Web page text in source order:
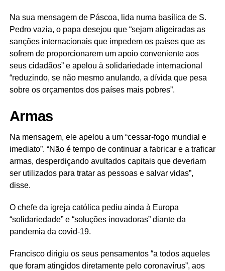
Na sua mensagem de Páscoa, lida numa basílica de S.
Pedro vazia, o papa desejou que “sejam aligeiradas as
sanções internacionais que impedem os países que as
sofrem de proporcionarem um apoio conveniente aos
seus cidadãos” e apelou à solidariedade internacional
“reduzindo, se não mesmo anulando, a dívida que pesa
sobre os orçamentos dos países mais pobres”.
Armas
Na mensagem, ele apelou a um “cessar-fogo mundial e
imediato”. “Não é tempo de continuar a fabricar e a traficar
armas, desperdiçando avultados capitais que deveriam
ser utilizados para tratar as pessoas e salvar vidas”,
disse.
O chefe da igreja católica pediu ainda à Europa
“solidariedade” e “soluções inovadoras” diante da
pandemia da covid-19.
Francisco dirigiu os seus pensamentos “a todos aqueles
que foram atingidos diretamente pelo coronavírus”, aos